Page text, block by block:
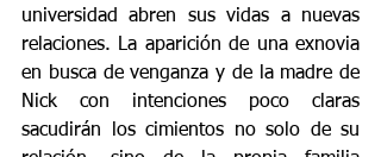
universidad abren sus vidas a nuevas
relaciones. La aparición de una exnovia
en busca de venganza y de la madre de
Nick con intenciones poco claras
sacudirán los cimientos no solo de su